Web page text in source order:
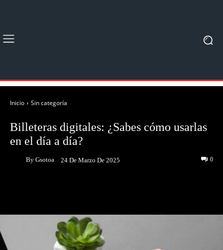
Inicio Sin categoría
Billeteras digitales: ¿Sabes cómo usarlas
en el día a día?
By Gsotoa 24 De Marzo De 2025 0